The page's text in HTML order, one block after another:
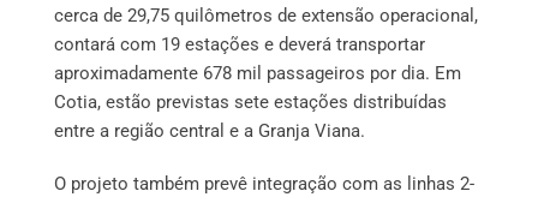
cerca de 29,75 quilômetros de extensão operacional,
contará com 19 estações e deverá transportar
aproximadamente 678 mil passageiros por dia. Em
Cotia, estão previstas sete estações distribuídas
entre a região central e a Granja Viana.
O projeto também prevê integração com as linhas 2-